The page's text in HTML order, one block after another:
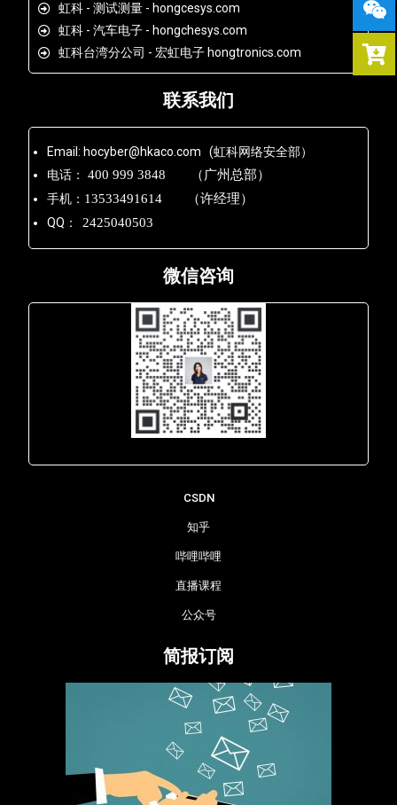
虹科 - 测试测量 - hongcesys.com
虹科 - 汽车电子 - hongchesys.com
虹科台湾分公司 - 宏虹电子 hongtronics.com
联系我们
Email: hocyber@hkaco.com (虹科网络安全部）
电话：
400 999 3848 （广州总部）
手机： 13533491614 （许经理）
QQ： 2425040503
微信咨询
CSDN
知乎
哔哩哔哩
直播课程
公众号
简报订阅